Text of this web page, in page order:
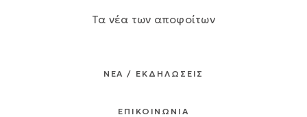
Τα νέα των αποφοίτων
ΝΕΑ / ΕΚΔΗΛΩΣΕΙΣ
ΕΠΙΚΟΙΝΩΝΙΑ